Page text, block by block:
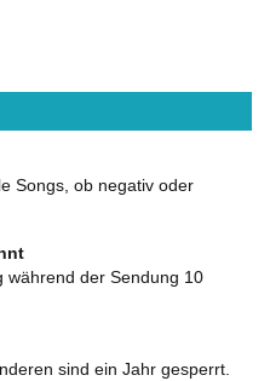
Songs, ob negativ oder
während der Sendung 10
sind ein Jahr gesperrt.